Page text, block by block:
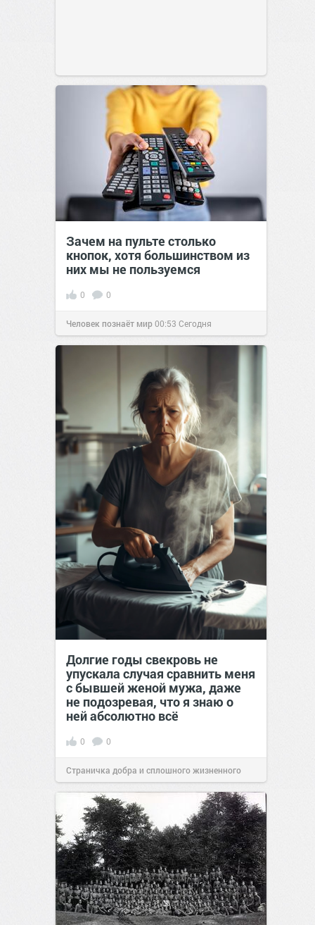
Зачем на пульте столько
кнопок, хотя большинством из
них мы не пользуемся
0 0
Человек познаёт мир00:53 Сегодня
Долгие годы свекровь не
упускала случая сравнить меня
с бывшей женой мужа, даже
не подозревая, что я знаю о
ней абсолютно всё
0 0
Страничка добра и сплошного жизненного
позитива!00:29Сегодня